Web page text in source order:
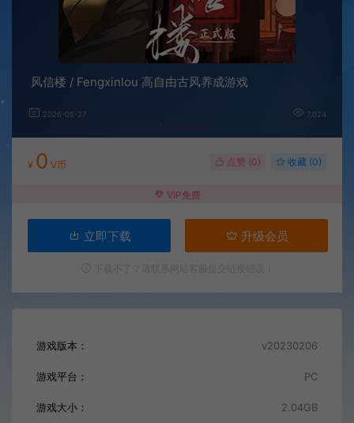
风信楼 / Fengxinlou 高自由古风养成游戏
2026-05-27 7,024
¥ 0 V币 点赞 (0) 收藏 (0)
VIP免费
立即下载 升级会员
游戏版本： v20230206
游戏平台： PC
游戏大小： 2.04GB